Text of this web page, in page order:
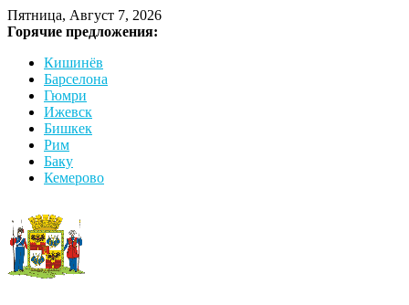
Пятница, Август 7, 2026
Горячие предложения:
Кишинёв
Барселона
Гюмри
Ижевск
Бишкек
Рим
Баку
Кемерово